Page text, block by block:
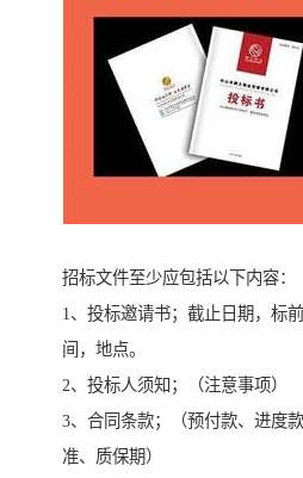
招标文件至少应包括以下内容：
1、投标邀请书；截止日期，标
间，地点。
2、投标人须知；（注意事项）
3、合同条款；（预付款、进度
准、质保期）